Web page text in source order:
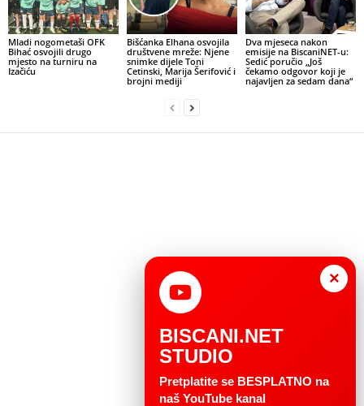
Mladi nogometaši OFK
Bihać osvojili drugo
mjesto na turniru na
Izačiću
Bišćanka Elhana osvojila
društvene mreže: Njene
snimke dijele Toni
Cetinski, Marija Šerifović i
brojni mediji
Dva mjeseca nakon
emisije na BiscaniNET-u:
Sedić poručio „Još
čekamo odgovor koji je
najavljen za sedam dana“
×
BISCANI.NET
STUDIO
Pretplatite se BESPLATNO na
naš YouTube kanal